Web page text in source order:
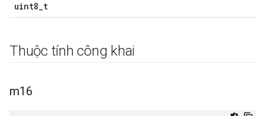
uint8_t
Thuộc tính công khai
m16